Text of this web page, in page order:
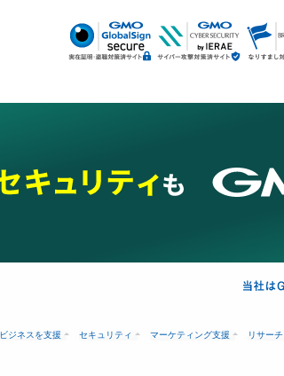
ビジネスを支援 セキュリティ マーケティング支援 リサーチ